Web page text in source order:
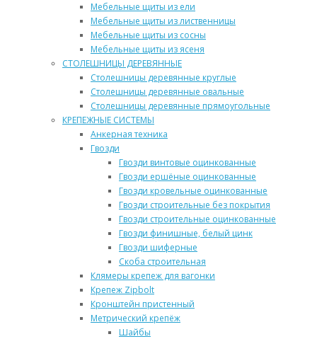
Мебельные щиты из ели
Мебельные щиты из лиственницы
Мебельные щиты из сосны
Мебельные щиты из ясеня
СТОЛЕШНИЦЫ ДЕРЕВЯННЫЕ
Столешницы деревянные круглые
Столешницы деревянные овальные
Столешницы деревянные прямоугольные
КРЕПЕЖНЫЕ СИСТЕМЫ
Анкерная техника
Гвозди
Гвозди винтовые оцинкованные
Гвозди ершёные оцинкованные
Гвозди кровельные оцинкованные
Гвозди строительные без покрытия
Гвозди строительные оцинкованные
Гвозди финишные, белый цинк
Гвозди шиферные
Скоба строительная
Клямеры крепеж для вагонки
Крепеж Zipbolt
Кронштейн пристенный
Метрический крепёж
Шайбы